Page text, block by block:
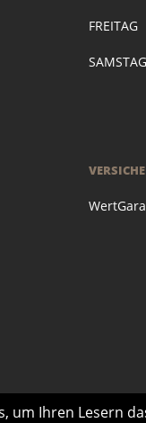
um Ihren Lesern